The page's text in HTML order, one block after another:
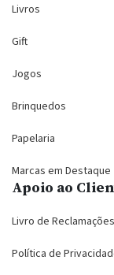
Livros
Gift
Jogos
Brinquedos
Papelaria
Marcas em Destaque
Apoio ao
Livro de Reclamações
Política de